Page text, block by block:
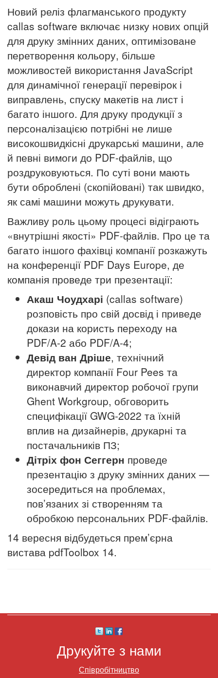
Новий реліз флагманського продукту
callas software включає низку нових опцій
для друку змінних даних, оптимізоване
перетворення кольору, більше
можливостей використання JavaScript
для динамічної генерації перевірок і
виправлень, спуску макетів на лист і
багато іншого. Для друку продукції з
персоналізацією потрібні не лише
високошвидкісні друкарські машини, але
й певні вимоги до PDF-файлів, що
роздруковуються. По суті вони мають
бути оброблені (скопійовані) так швидко,
як самі машини можуть друкувати.
Важливу роль цьому процесі відіграють
«внутрішні якості» PDF-файлів. Про це та
багато іншого фахівці компанії розкажуть
на конференції PDF Days Europe, де
компанія проведе три презентації:
Акаш Чоудхарі (callas software)
розповість про свій досвід і приведе
докази на користь переходу на
PDF/A-2 або PDF/A-4;
Девід ван Дріше, технічний
директор компанії Four Pees та
виконавчий директор робочої групи
Ghent Workgroup, обговорить
специфікації GWG-2022 та їхній
вплив на дизайнерів, друкарні та
постачальників ПЗ;
Дітріх фон Сеггерн проведе
презентацію з друку змінних даних —
зосередиться на проблемах,
пов’язаних зі створенням та
обробкою персональних PDF-файлів.
14 вересня відбудеться прем’єрна
вистава pdfToolbox 14.
Друкуйте з нами
Співробітництво